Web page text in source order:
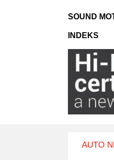
SOUND
INDEKS
AUTO